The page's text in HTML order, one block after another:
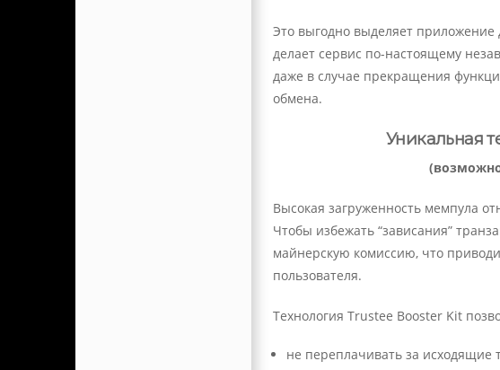
Это выгодно выделяет
делает сервис по-настоящему
даже в случае прекращения
обмена.
Уникальная
Высокая загруженность мемпула
Чтобы избежать “зависания”
майнерскую комиссию, что
пользователя.
Технология Trustee Booster Kit
не переплачивать за исходящие